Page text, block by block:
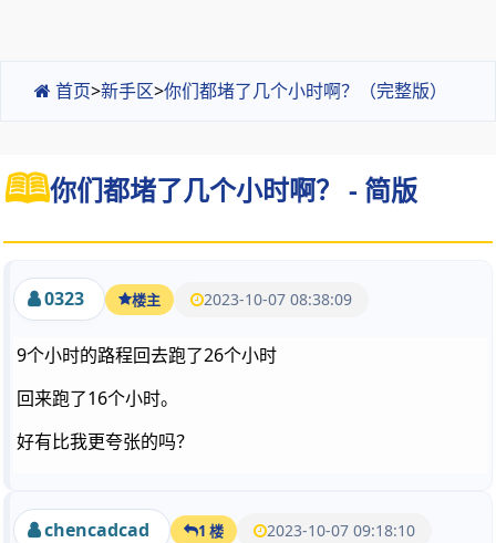
首页>新手区>你们都堵了几个小时啊？（完整版）
你们都堵了几个小时啊？ - 简版
0323 楼主 2023-10-07 08:38:09
9个小时的路程回去跑了26个小时
回来跑了16个小时。
好有比我更夸张的吗？
chencadcad 1 楼 2023-10-07 09:18:10